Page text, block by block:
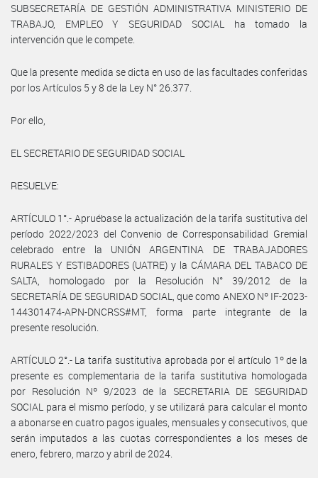
SUBSECRETARÍA DE GESTIÓN ADMINISTRATIVA MINISTERIO DE
TRABAJO, EMPLEO Y SEGURIDAD SOCIAL ha tomado la
intervención que le compete.
Que la presente medida se dicta en uso de las facultades conferidas
por los Artículos 5 y 8 de la Ley N° 26.377.
Por ello,
EL SECRETARIO DE SEGURIDAD SOCIAL
RESUELVE:
ARTÍCULO 1°.- Apruébase la actualización de la tarifa sustitutiva del
período 2022/2023 del Convenio de Corresponsabilidad Gremial
celebrado entre la UNIÓN ARGENTINA DE TRABAJADORES
RURALES Y ESTIBADORES (UATRE) y la CÁMARA DEL TABACO DE
SALTA, homologado por la Resolución N° 39/2012 de la
SECRETARÍA DE SEGURIDAD SOCIAL, que como ANEXO Nº IF-2023-
144301474-APN-DNCRSS#MT, forma parte integrante de la
presente resolución.
ARTÍCULO 2°.- La tarifa sustitutiva aprobada por el artículo 1º de la
presente es complementaria de la tarifa sustitutiva homologada
por Resolución Nº 9/2023 de la SECRETARIA DE SEGURIDAD
SOCIAL para el mismo período, y se utilizará para calcular el monto
a abonarse en cuatro pagos iguales, mensuales y consecutivos, que
serán imputados a las cuotas correspondientes a los meses de
enero, febrero, marzo y abril de 2024.